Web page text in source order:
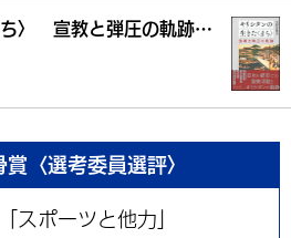
ち〉 宣教と弾圧の軌跡…
〈選考委員選評〉
スポーツと他力」